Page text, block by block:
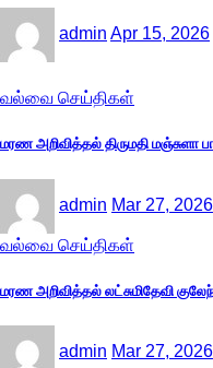
admin Apr 15, 2026
வல்வை செய்திகள்
மரண அறிவித்தல் திருமதி மஞ்சுளா
admin Mar 27, 2026
வல்வை செய்திகள்
மரண அறிவித்தல் லட்சுமிதேவி
admin Mar 27, 2026